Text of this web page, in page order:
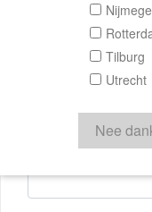
Verstuur
Door een bericht
aanbieder of
Tilburg
Utrecht
Nee